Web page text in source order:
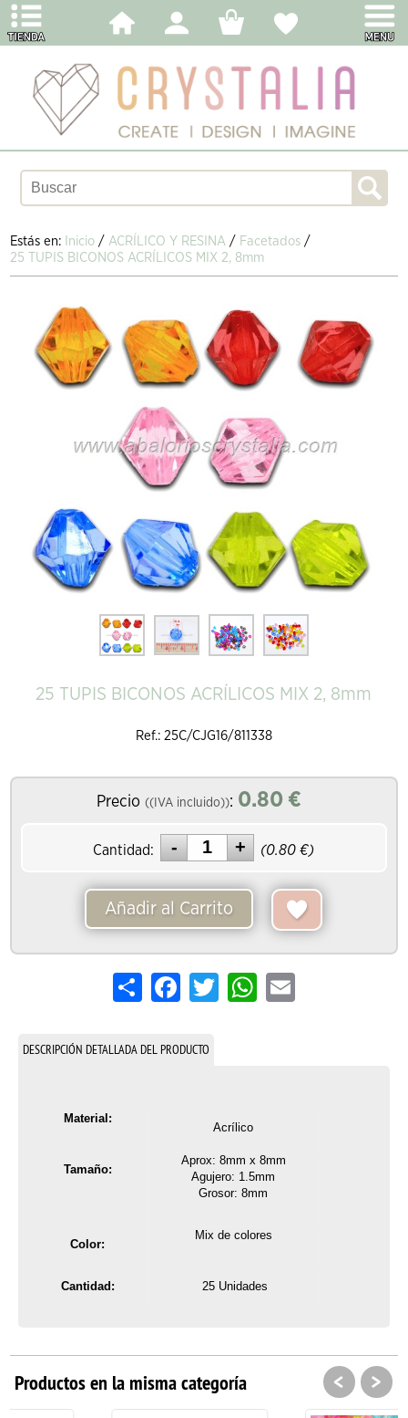
Estás en: Inicio / ACRÍLICO Y RESINA / Facetados /
25 TUPIS BICONOS ACRÍLICOS MIX 2, 8mm
25 TUPIS BICONOS ACRÍLICOS MIX 2, 8mm
Ref.: 25C/CJG16/811338
Precio((IVA incluido)): 0.80 €
Cantidad: (0.80 €)
Añadir al Carrito
Share FacebookTwitterWhatsApp
Email
DESCRIPCIÓN DETALLADA DEL PRODUCTO
Material:
Acrílico
Tamaño:
Aprox: 8mm x 8mm
Agujero: 1.5mm
Grosor: 8mm
Color:
Mix de colores
Cantidad: 25 Unidades
Productos en la misma categoría < >